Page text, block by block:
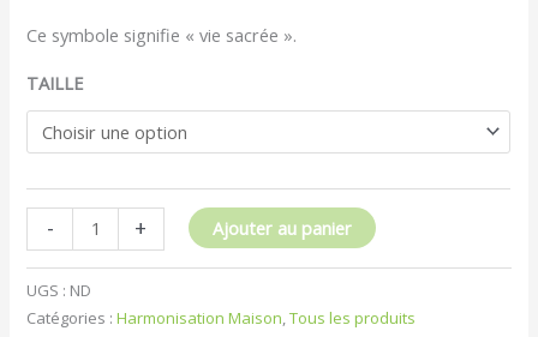
Ce symbole signifie « vie sacrée ».
TAILLE
- + Ajouter au panier
UGS : ND
Catégories :Harmonisation Maison,Tous les produits